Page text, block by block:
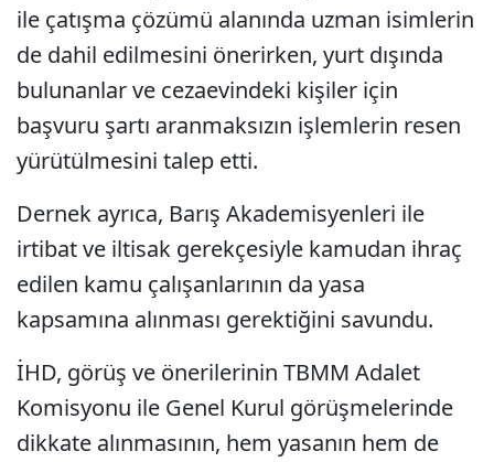
ile çatışma çözümü alanında uzman isimlerin
de dahil edilmesini önerirken, yurt dışında
bulunanlar ve cezaevindeki kişiler için
başvuru şartı aranmaksızın işlemlerin resen
yürütülmesini talep etti.
Dernek ayrıca, Barış Akademisyenleri ile
irtibat ve iltisak gerekçesiyle kamudan ihraç
edilen kamu çalışanlarının da yasa
kapsamına alınması gerektiğini savundu.
İHD, görüş ve önerilerinin TBMM Adalet
Komisyonu ile Genel Kurul görüşmelerinde
dikkate alınmasının, hem yasanın hem de